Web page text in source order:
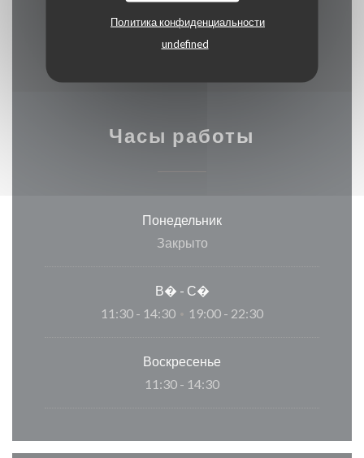
Политика конфиденциальности
undefined
Праздничные ваучеры, проверки, American
Express, Дебетовая карточка
Часы работы
Понедельник
Закрыто
В� - С�
11:30 - 14:30 • 19:00 - 22:30
Воскресенье
11:30 - 14:30